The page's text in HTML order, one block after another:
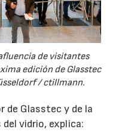
de visitantes
edición de Glasstec
/ ctillmann.
de Glasstec y de la
vidrio, explica: